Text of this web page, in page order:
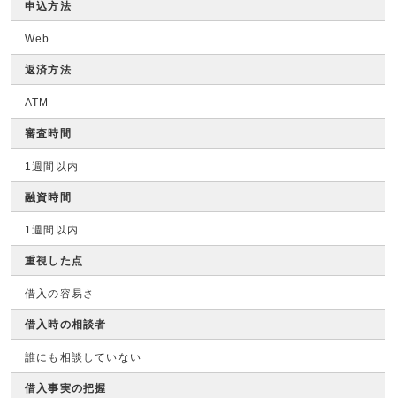
申込方法
Web
返済方法
ATM
審査時間
1週間以内
融資時間
1週間以内
重視した点
借入の容易さ
借入時の相談者
誰にも相談していない
借入事実の把握